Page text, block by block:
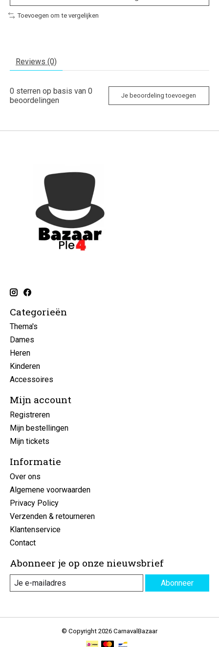
Toevoegen om te vergelijken
Reviews (0)
0 sterren op basis van 0
beoordelingen
Je beoordeling toevoegen
Categorieën
Thema's
Dames
Heren
Kinderen
Accessoires
Mijn account
Registreren
Mijn bestellingen
Mijn tickets
Informatie
Over ons
Algemene voorwaarden
Privacy Policy
Verzenden & retourneren
Klantenservice
Contact
Abonneer je op onze nieuwsbrief
Abonneer
© Copyright 2026 CarnavalBazaar